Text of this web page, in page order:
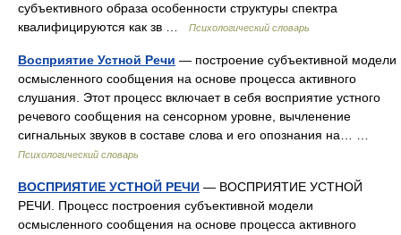
субъективного образа особенности структуры спектра
квалифицируются как зв …
Психологический словарь
Восприятие Устной Речи — построение субъективной модели
осмысленного сообщения на основе процесса активного
слушания. Этот процесс включает в себя восприятие устного
речевого сообщения на сенсорном уровне, вычленение
сигнальных звуков в составе слова и его опознания на… …
Психологический словарь
ВОСПРИЯТИЕ УСТНОЙ РЕЧИ — ВОСПРИЯТИЕ УСТНОЙ
РЕЧИ. Процесс построения субъективной модели
осмысленного сообщения на основе процесса активного